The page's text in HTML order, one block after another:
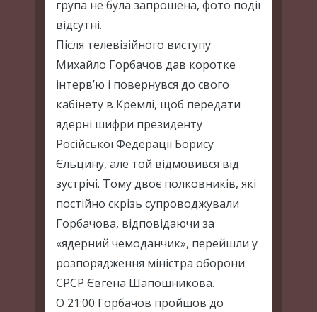
група не була запрошена, фото події
відсутні.
Після телевізійного виступу
Михайло Горбачов дав коротке
інтерв’ю і повернувся до свого
кабінету в Кремлі, щоб передати
ядерні шифри президенту
Російської Федерації Борису
Єльцину, але той відмовився від
зустрічі. Тому двоє полковників, які
постійно скрізь супроводжували
Горбачова, відповідаючи за
«ядерний чемоданчик», перейшли у
розпорядження міністра оборони
СРСР Євгена Шапошникова.
О 21:00 Горбачов пройшов до